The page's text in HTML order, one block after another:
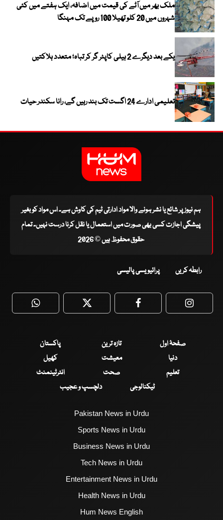
ملک بھر میں آٹے کی قیمت میں اضافہ، ایک ہفتے میں کئی
شہروں میں 20 کلو تھیلا 100 روپے تک مہنگا
یکے بعد دیگرے 2 ہیلی کاپٹر گر کر تباہ؛ متعدد ہلاکتیں
تعلیمی ادارے 24 اگست تک بند رہیں گے، رانا سکندر حیات
ہم نیوز پر شائع یا نشر ہونے والا مواد ادارتی ٹیم کی کاوش ہے۔ اس مواد کو بغیر
پیشگی اجازت کسی بھی صورت میں استعمال یا نقل کرنا درست نہیں۔ تمام
حقوق محفوظ ہیں © 2026
رابطہ کریں پرائیویسی پالیسی
WhatsApp Twitter Facebook
صفحۂ اول تازہ ترین
پاکستان
دنیا
معیشت
کھیل
تعلیم
صحت
انٹرٹینمنٹ
ٹیکنالوجی
دلچسپ و عجیب
Pakistan News in Urdu
Sports News in Urdu
Business News in Urdu
Tech News in Urdu
Entertainment News in Urdu
Health News in Urdu
Hum News English